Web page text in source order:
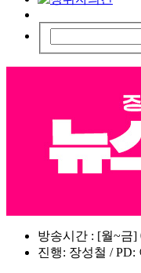
방송시간 : [월~금]
진행: 장성철 /